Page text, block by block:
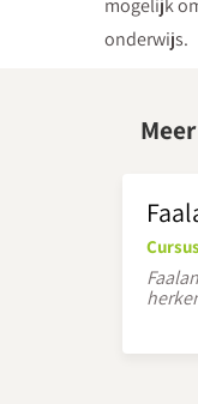
mogelijk
onderwijs.